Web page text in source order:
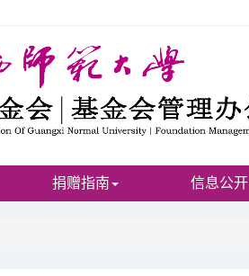
捐赠指南 信息公开